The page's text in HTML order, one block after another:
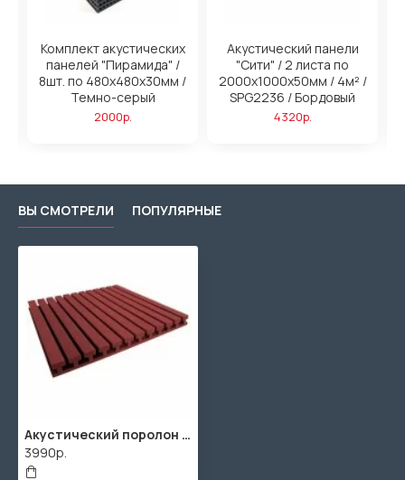
Комплект акустических
панелей "Пирамида" /
8шт. по 480x480х30мм /
Темно-серый
2000р.
Акустический панели
"Сити" / 2 листа по
2000х1000х50мм / 4м² /
SPG2236 / Бордовый
4320р.
ВЫ СМОТРЕЛИ ПОПУЛЯРНЫЕ
Акустический поролон "Лайн" / 2 листа по 2000x940x50мм / 4м² / SPG2236 / Бордовый
3990р.